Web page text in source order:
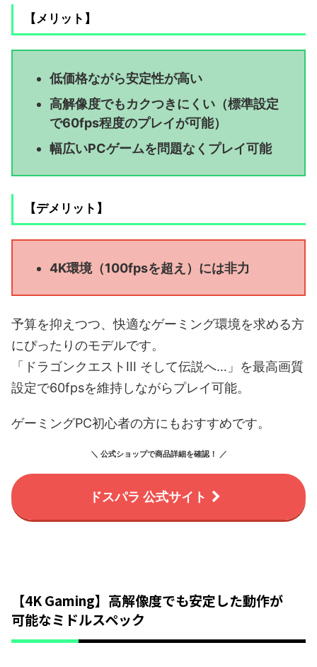
【メリット】
低価格ながら安定性が高い
高解像度でもカクつきにくい（標準設定
で60fps程度のプレイが可能）
幅広いPCゲームを問題なくプレイ可能
【デメリット】
4K環境（100fpsを超え）には非力
予算を抑えつつ、快適なゲーミング環境を求める方
にぴったりのモデルです。
「ドラゴンクエストIII そして伝説へ…」を最高画質
設定で60fpsを維持しながらプレイ可能。
ゲーミングPC初心者の方にもおすすめです。
＼ 公式ショップで商品詳細を確認！ ／
ドスパラ 公式サイト
【4K Gaming】高解像度でも安定した動作が
可能なミドルスペック